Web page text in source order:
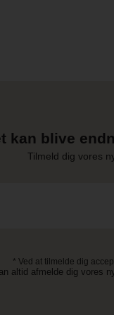
kan blive
Tilmeld dig vores
* Ved at tilmelde dig
altid afmelde dig vores